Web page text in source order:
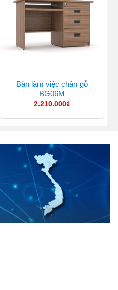
Bàn làm việc chân gỗ
BG06M
2.210.000₫